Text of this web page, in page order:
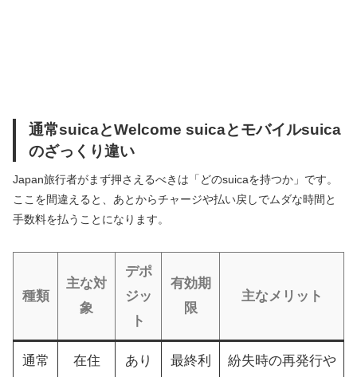
通常suicaとWelcome suicaとモバイルsuica
のざっくり違い
Japan旅行者がまず押さえるべきは「どのsuicaを持つか」です。
ここを間違えると、あとからチャージや払い戻しでムダな時間と
手数料を払うことになります。
種類
主な対
象
デポ
ジッ
ト
有効期
限
主なメリット
通常
在住
あり
最終利
紛失時の再発行や